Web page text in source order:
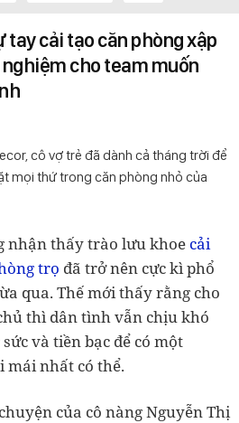
tay cải tạo căn phòng xập
cho team muốn
cô vợ trẻ đã dành cả tháng trời để
mọi thứ trong căn phòng nhỏ của
nhận thấy trào lưu khoe cải
trọ đã trở nên cực kì phổ
qua. Thế mới thấy rằng cho
thì dân tình vẫn chịu khó
và tiền bạc để có một
mái nhất có thể.
của cô nàng Nguyễn Thị